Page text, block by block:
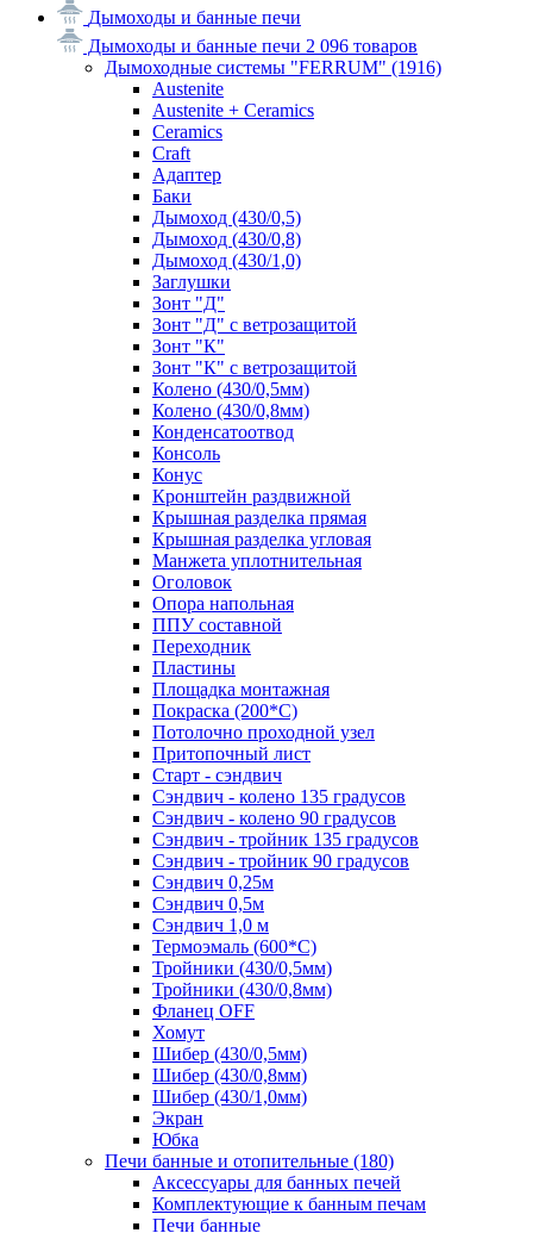
Дымоходы и банные печи
Дымоходы и банные печи 2 096 товаров
Дымоходные системы "FERRUM" (1916)
Austenite
Austenite + Ceramics
Ceramics
Craft
Адаптер
Баки
Дымоход (430/0,5)
Дымоход (430/0,8)
Дымоход (430/1,0)
Заглушки
Зонт "Д"
Зонт "Д" с ветрозащитой
Зонт "К"
Зонт "К" с ветрозащитой
Колено (430/0,5мм)
Колено (430/0,8мм)
Конденсатоотвод
Консоль
Конус
Кронштейн раздвижной
Крышная разделка прямая
Крышная разделка угловая
Манжета уплотнительная
Оголовок
Опора напольная
ППУ составной
Переходник
Пластины
Площадка монтажная
Покраска (200*С)
Потолочно проходной узел
Притопочный лист
Старт - сэндвич
Сэндвич - колено 135 градусов
Сэндвич - колено 90 градусов
Сэндвич - тройник 135 градусов
Сэндвич - тройник 90 градусов
Сэндвич 0,25м
Сэндвич 0,5м
Сэндвич 1,0 м
Термоэмаль (600*С)
Тройники (430/0,5мм)
Тройники (430/0,8мм)
Фланец OFF
Хомут
Шибер (430/0,5мм)
Шибер (430/0,8мм)
Шибер (430/1,0мм)
Экран
Юбка
Печи банные и отопительные (180)
Аксессуары для банных печей
Комплектующие к банным печам
Печи банные